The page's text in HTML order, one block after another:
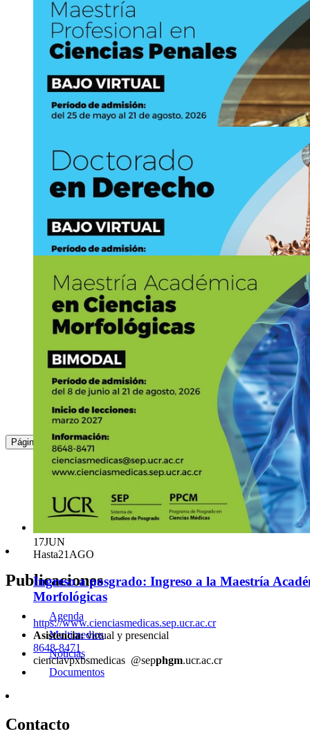
Ingreso a posgrado: Ingreso a la Maestría
Urbano y Gestión …
Asistencia:virtual y presencial
2511-6893
posgrahohudo.eaq @ucrnvxc
Ingreso a posgrado: Ingreso a la Maestría
Habitacional …
Asistencia:virtual y presencial
2511-6893
posgragxeado.eaq @ucrggjl
Hasta21 AGO
Ingreso a posgrado: Ingreso a la Maestría
Penales
https://www.posgrado-derecho.sep.ucr.ac.cr
Asistencia:virtual y presencial
2511-1541
derecskirho.sep @ucrerkh.ac.cr
JUN
Hasta21AGO
Ingreso a posgrado: Ingreso al Doctorado en
https://www.posgrado-derecho.sep.ucr.ac.cr
virtual y presencial
2511-1541
derecfrtxho.sep @ucralcn.ac.cr
17JUN
Hasta21 AGO
Ingreso a posgrado: Ingreso a la Maestría
Morfológicas
https://www.cienciasmedicas.sep.ucr.ac.cr
Asistencia:virtual y presencial
8648-8471
cienciavpxbsmedicas @sepphgm.ucr.ac.cr
Página :1234
Publicaciones
Agenda
Multimedios
Noticias
Documentos
Contacto